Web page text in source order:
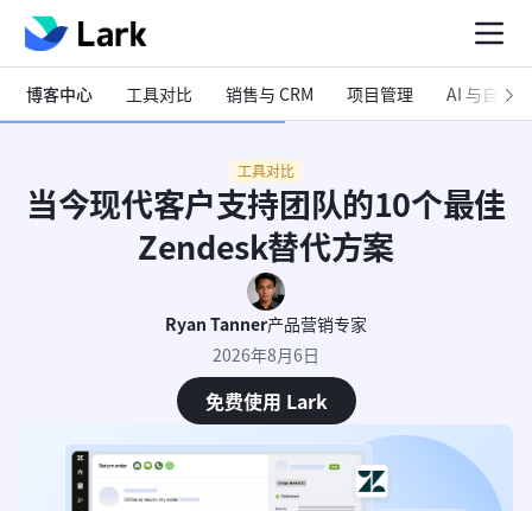
博客中心 工具对比 销售与 CRM 项目管理 AI 与自动化
工具对比
当今现代客户支持团队的10个最佳
Zendesk替代方案
Ryan Tanner产品营销专家
2026年8月6日
免费使用 Lark